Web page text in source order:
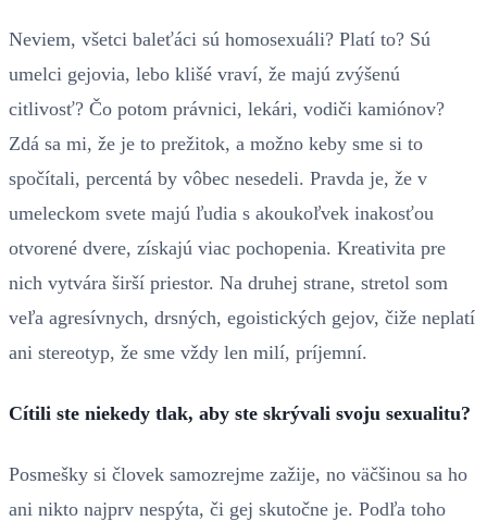
Neviem, všetci baleťáci sú homosexuáli? Platí to? Sú
umelci gejovia, lebo klišé vraví, že majú zvýšenú
citlivosť? Čo potom právnici, lekári, vodiči kamiónov?
Zdá sa mi, že je to prežitok, a možno keby sme si to
spočítali, percentá by vôbec nesedeli. Pravda je, že v
umeleckom svete majú ľudia s akoukoľvek inakosťou
otvorené dvere, získajú viac pochopenia. Kreativita pre
nich vytvára širší priestor. Na druhej strane, stretol som
veľa agresívnych, drsných, egoistických gejov, čiže neplatí
ani stereotyp, že sme vždy len milí, príjemní.
Cítili ste niekedy tlak, aby ste skrývali svoju sexualitu?
Posmešky si človek samozrejme zažije, no väčšinou sa ho
ani nikto najprv nespýta, či gej skutočne je. Podľa toho